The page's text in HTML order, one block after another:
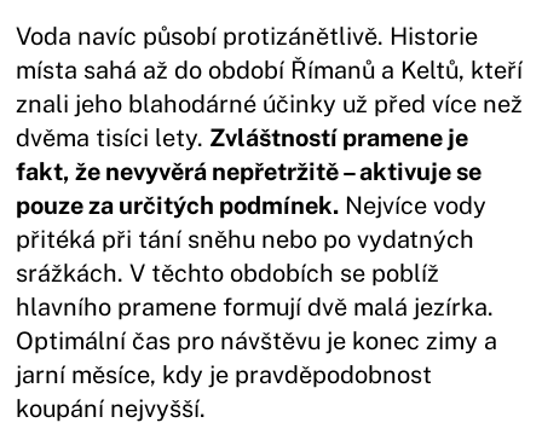
Voda navíc působí protizánětlivě. Historie
místa sahá až do období Římanů a Keltů, kteří
znali jeho blahodárné účinky už před více než
dvěma tisíci lety. Zvláštností pramene je
fakt, že nevyvěrá nepřetržitě – aktivuje se
pouze za určitých podmínek. Nejvíce vody
přitéká při tání sněhu nebo po vydatných
srážkách. V těchto obdobích se poblíž
hlavního pramene formují dvě malá jezírka.
Optimální čas pro návštěvu je konec zimy a
jarní měsíce, kdy je pravděpodobnost
koupání nejvyšší.